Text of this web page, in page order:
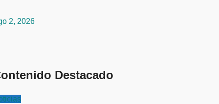
2, 2026
Destacado